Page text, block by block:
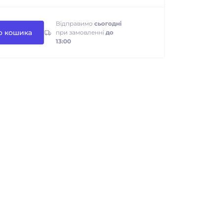
кошика
Відправимо сьогодні
при замовленні до
13:00